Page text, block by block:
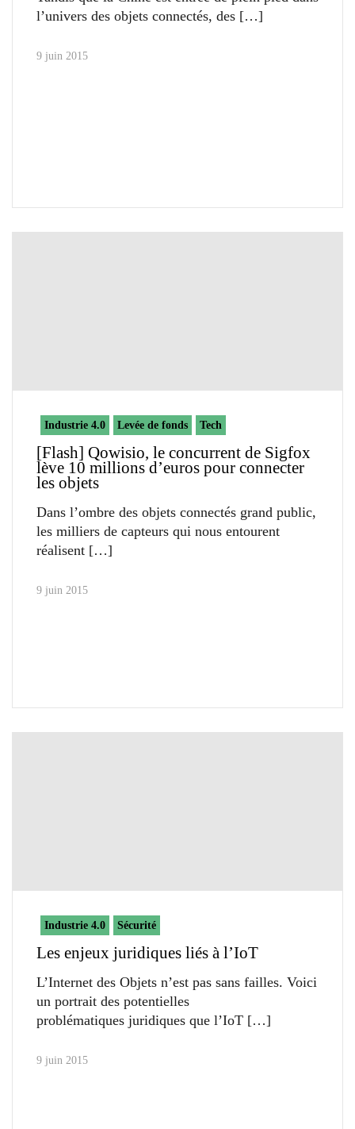
l’univers des objets connectés, des
9 juin 2015
Industrie 4.0 Levée de fonds Tech
[Flash] Qowisio, le concurrent de Sigfox
lève 10 millions d’euros pour connecter
les objets
Dans l’ombre des objets connectés grand public,
les milliers de capteurs qui nous entourent
réalisent
9 juin 2015
Industrie 4.0 Sécurité
Les enjeux juridiques liés à l’IoT
L’Internet des Objets n’est pas sans failles. Voici
un portrait des potentielles
problématiques juridiques que l’IoT
9 juin 2015